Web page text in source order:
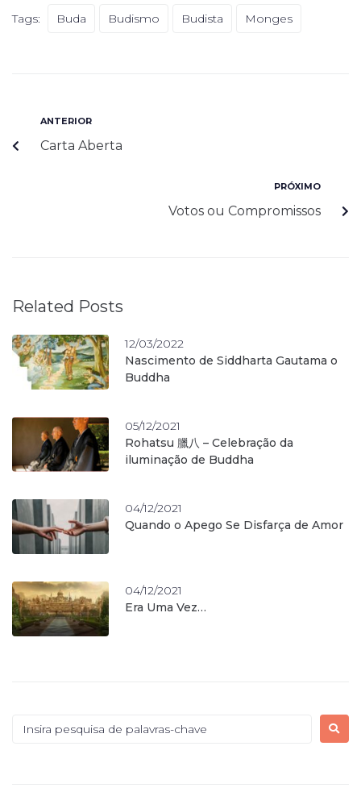
Tags: Buda Budismo Budista Monges
ANTERIOR
Carta Aberta
PRÓXIMO
Votos ou Compromissos
Related Posts
12/03/2022
Nascimento de Siddharta Gautama o
Buddha
05/12/2021
Rohatsu 臘八 – Celebração da
iluminação de Buddha
04/12/2021
Quando o Apego Se Disfarça de Amor
04/12/2021
Era Uma Vez…